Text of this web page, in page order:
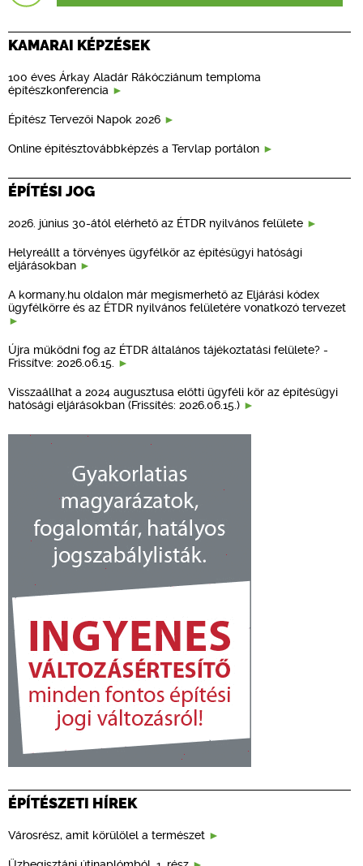
KAMARAI KÉPZÉSEK
100 éves Árkay Aladár Rákócziánum temploma
építészkonferencia
Építész Tervezői Napok 2026
Online építésztovábbképzés a Tervlap portálon
ÉPÍTÉSI JOG
2026. június 30-ától elérhető az ÉTDR nyilvános felülete
Helyreállt a törvényes ügyfélkör az építésügyi hatósági
eljárásokban
A kormany.hu oldalon már megismerhető az Eljárási kódex
ügyfélkörre és az ÉTDR nyilvános felületére vonatkozó tervezet
Újra működni fog az ÉTDR általános tájékoztatási felülete? -
Frissítve: 2026.06.15.
Visszaállhat a 2024 augusztusa előtti ügyféli kör az építésügyi
hatósági eljárásokban (Frissítés: 2026.06.15.)
ÉPÍTÉSZETI HÍREK
Városrész, amit körülölel a természet